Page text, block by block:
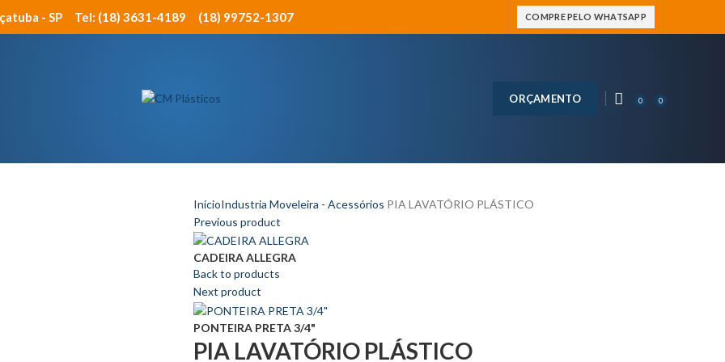
- SP Tel: (18) 3631-4189 (18) 99752-1307 COMPRE PELO WHATSAPP
ORÇAMENTO 0 0
InícioIndustria Moveleira - Acessórios PIA LAVATÓRIO PLÁSTICO
Previous product
CADEIRA ALLEGRA
Back to products
Next product
PONTEIRA PRETA 3/4"
PIA LAVATÓRIO PLÁSTICO